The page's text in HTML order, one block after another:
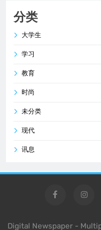
分类
大学生
学习
教育
时尚
未分类
现代
讯息
Digital Newspaper -